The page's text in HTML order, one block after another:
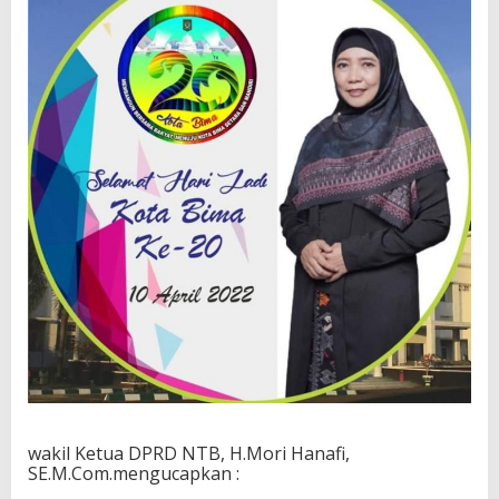
wakil Ketua DPRD NTB, H.Mori Hanafi,
SE.M.Com.mengucapkan :